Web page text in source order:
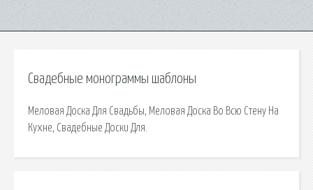
Свадебные монограммы шаблоны
Меловая Доска Для Свадьбы, Меловая Доска Во Всю Стену На
Кухне, Свадебные Доски Для.